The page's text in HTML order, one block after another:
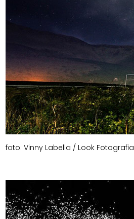
foto: Vinny Labella / Look Fotografia